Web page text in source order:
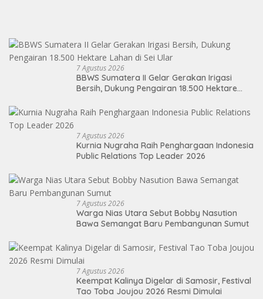
7 Agustus 2026
BBWS Sumatera II Gelar Gerakan Irigasi
Bersih, Dukung Pengairan 18.500 Hektare
7 Agustus 2026
Kurnia Nugraha Raih Penghargaan Indonesia
Public Relations Top Leader 2026
7 Agustus 2026
Warga Nias Utara Sebut Bobby Nasution
Bawa Semangat Baru Pembangunan Sumut
7 Agustus 2026
Keempat Kalinya Digelar di Samosir, Festival
Tao Toba Joujou 2026 Resmi Dimulai